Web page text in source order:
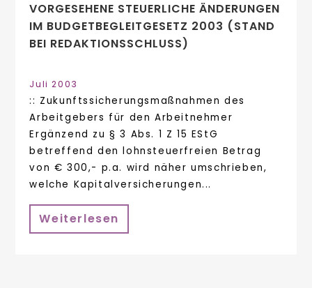
VORGESEHENE STEUERLICHE ÄNDERUNGEN
IM BUDGETBEGLEITGESETZ 2003 (STAND
BEI REDAKTIONSSCHLUSS)
Juli 2003
:: Zukunftssicherungsmaßnahmen des
Arbeitgebers für den Arbeitnehmer
Ergänzend zu § 3 Abs. 1 Z 15 EStG
betreffend den lohnsteuerfreien Betrag
von € 300,- p.a. wird näher umschrieben,
welche Kapitalversicherungen...
Weiterlesen